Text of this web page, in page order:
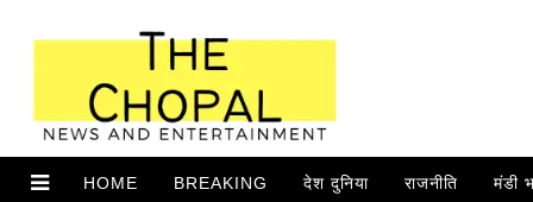
HOME BREAKING देश दुनिया राजनीति मंडी